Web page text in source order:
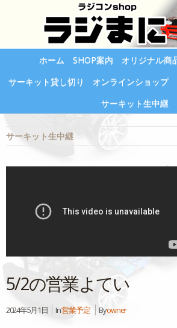
ホーム SHOP案内 オリジナル商
サーキット貸し切り
オンラインショップ
サーキット生中継
サーキット生中継
5/2の営業よてい
2024年5月1日 In営業予定 Byowner